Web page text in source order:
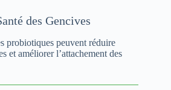
des Gencives
probiotiques peuvent réduire
et améliorer l’attachement des